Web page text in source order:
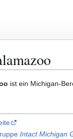
ist ein Michigan-
Intact Michigan